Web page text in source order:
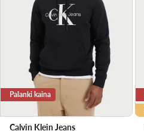
Palanki kaina
Calvin Klein Jeans